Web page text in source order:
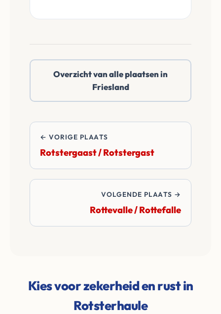
reëel netto bod.
onafhankelijke
daarbuiten. Wij
betalen alle
overdrachtskosten
en notariskosten van
Overzicht van alle plaatsen in
Friesland
← VORIGE PLAATS
Rotstergaast / Rotstergast
VOLGENDE PLAATS →
Rottevalle / Rottefalle
Kies voor zekerheid en rust in
Rotsterhaule